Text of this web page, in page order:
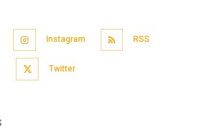
Instagram RSS
Twitter